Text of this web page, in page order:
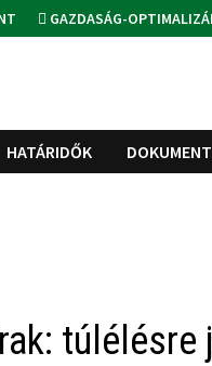
GAZDASÁG-
HATÁRIDŐK
túlélésre